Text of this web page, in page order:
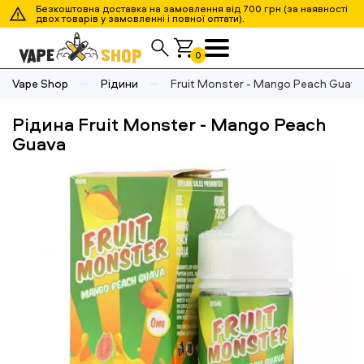
Безкоштовна доставка на замовлення від 700 грн (за наявності
двох товарів у замовленні і повної оптати).
0
Vape Shop Рідини Fruit Monster - Mango Peach Guava
Рідина Fruit Monster - Mango Peach
Guava